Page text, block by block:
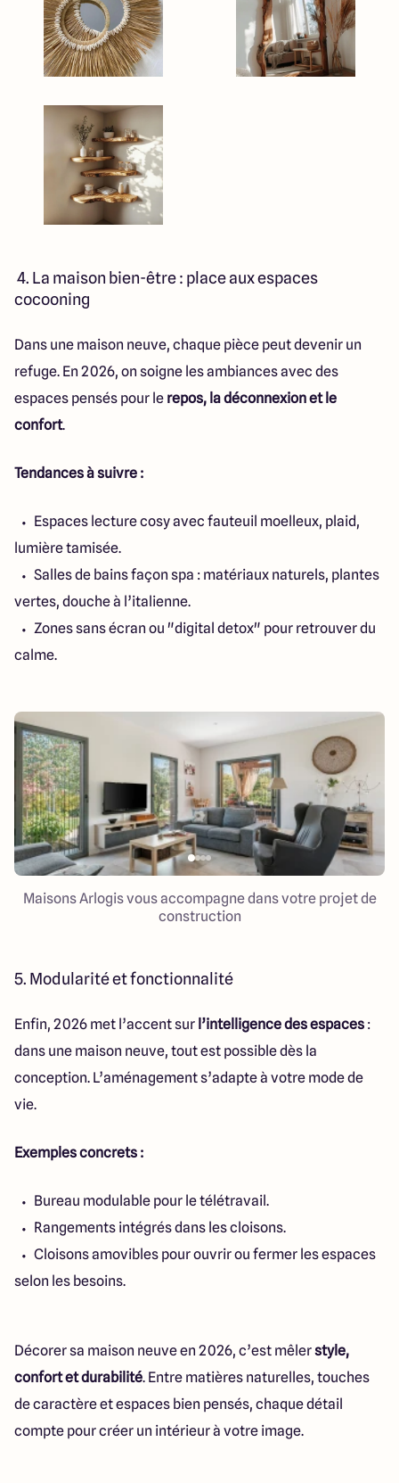
4. La maison bien-être : place aux espaces
cocooning
Dans une maison neuve, chaque pièce peut devenir un
refuge. En 2026, on soigne les ambiances avec des
espaces pensés pour le repos, la déconnexion et le
confort.
Tendances à suivre :
Espaces lecture cosy avec fauteuil moelleux, plaid,
lumière tamisée.
Salles de bains façon spa : matériaux naturels, plantes
vertes, douche à l’italienne.
Zones sans écran ou "digital detox" pour retrouver du
calme.
Maisons Arlogis vous accompagne dans votre projet de
construction
5. Modularité et fonctionnalité
Enfin, 2026 met l’accent sur l’intelligence des espaces :
dans une maison neuve, tout est possible dès la
conception. L’aménagement s’adapte à votre mode de
vie.
Exemples concrets :
Bureau modulable pour le télétravail.
Rangements intégrés dans les cloisons.
Cloisons amovibles pour ouvrir ou fermer les espaces
selon les besoins.
Décorer sa maison neuve en 2026, c’est mêlerstyle,
confort et durabilité. Entre matières naturelles, touches
de caractère et espaces bien pensés, chaque détail
compte pour créer un intérieur à votre image.